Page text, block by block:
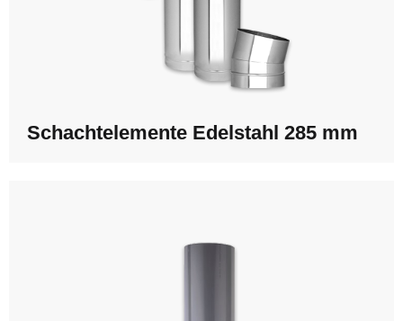
Schachtelemente Edelstahl 285 mm